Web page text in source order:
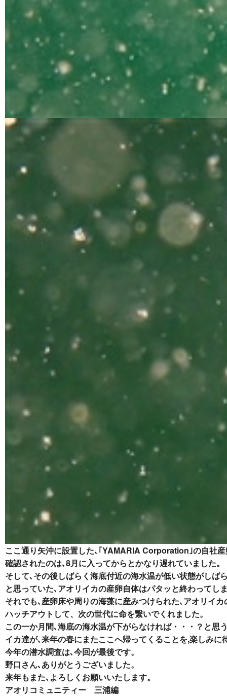
ここ通り矢沖に設置した､｢YAMARIA Corporation｣の自社
確認されたのは､8月に入ってからとかなり遅れていました。
そして､その後しばらく海底付近の海水温が低い状態がしば
と思っていた､アオリイカの産卵自体はパタッと終わってし
それでも､産卵床や周りの海藻に産みつけられた､アオリイ
ハッチアウトして、次の世代に命を繋いでくれました。
この一か月間､海底の海水温が下がらなければ・・・？と思
イカ達が､来年の春にまたここへ帰ってくることを,楽しみに
今年の潜水調査は､今回が最後です。
野口さん､ありがとうございました。
来年もまた､よろしくお願いいたします。
アオリコミュニティー 三浦編